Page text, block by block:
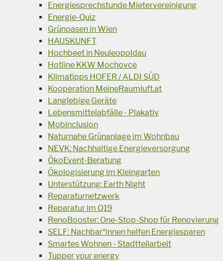
Energiesprechstunde Mietervereinigung
Energie-Quiz
Grünoasen in Wien
HAUSKUNFT
Hochbeet in Neuleopoldau
Hotline KKW Mochovce
Klimatipps HOFER / ALDI SÜD
Kooperation MeineRaumluft.at
Langlebige Geräte
Lebensmittelabfälle - Plakativ
Mobinclusion
Naturnahe Grünanlage im Wohnbau
NEVK: Nachhaltige Energieversorgung
ÖkoEvent-Beratung
Ökologisierung im Kleingarten
Unterstützung: Earth Night
Reparaturnetzwerk
Reparatur im Q19
RenoBooster: One-Stop-Shop für Renovierung
SELF: Nachbar*innen helfen Energiesparen
Smartes Wohnen - Stadtteilarbeit
Tupper your energy